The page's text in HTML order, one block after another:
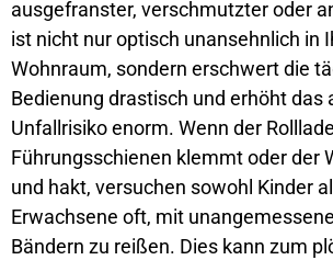
ausgefranster, verschmutzter oder
ist nicht nur optisch unansehnlich in
Wohnraum, sondern erschwert die
Bedienung drastisch und erhöht das
Unfallrisiko enorm. Wenn der
Führungsschienen klemmt oder der
und hakt, versuchen sowohl Kinder
Erwachsene oft, mit
Bändern zu reißen. Dies kann zum